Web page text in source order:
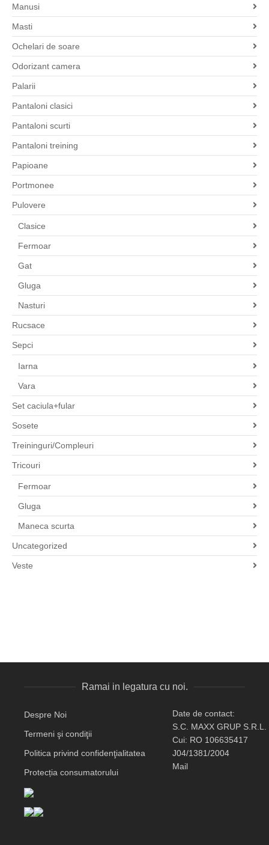
Manusi
Masti
Ochelari de soare
Odorizant camera
Palarii
Pantaloni clasici
Pantaloni scurti
Pantaloni treining
Papioane
Portmonee
Pulovere
Clasice
Fermoar
Gat
Gluga
Nasturi
Rucsace
Sepci
Iarna
Vara
Set caciula+fular
Sosete
Treininguri/Compleuri
Tricouri
Fermoar
Gluga
Maneca scurta
Uncategorized
Veste
Ramai in legatura cu noi.
Despre Noi
Termeni şi condiţii
Politica privind confidenţialitatea
Protecția consumatorului
Date de contact:
S.C. MAXX GRUP S.R.L.
Cui: RO 106635417
J04/1381/2004
Mail